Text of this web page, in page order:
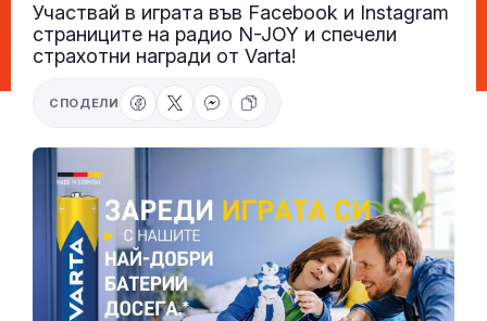
Участвай в играта във Facebook и Instagram
страниците на радио N-JOY и спечели
страхотни награди от Varta!
СПОДЕЛИ